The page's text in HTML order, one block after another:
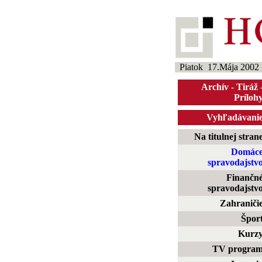
Piatok 17.Mája 2002
Archív - Tiráž
Na titulnej
TV